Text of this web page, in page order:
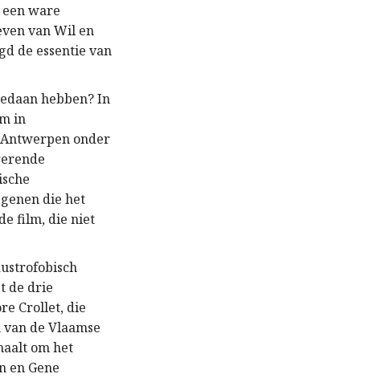
een ware
van Wil en
de essentie van
hebben? In
in
onder
die het
film, die niet
de drie
Crollet, die
de Vlaamse
om het
en Gene